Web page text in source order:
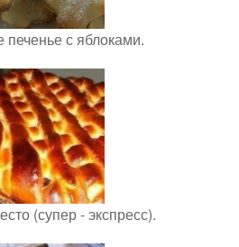
с яблоками.
(супер - экспресс).